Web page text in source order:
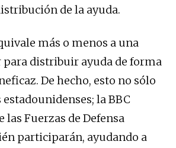
de la ayuda.
más o menos a una
distribuir ayuda de forma
De hecho, esto no sólo
la BBC
Fuerzas de Defensa
participarán, ayudando a